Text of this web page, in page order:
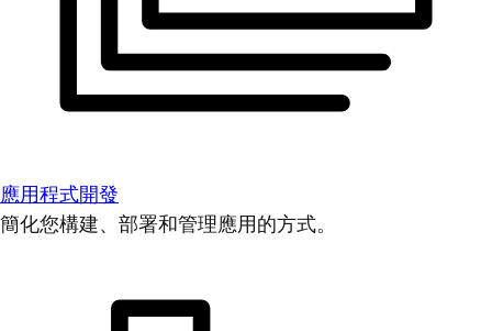
應用程式開發
簡化您構建、部署和管理應用的方式。